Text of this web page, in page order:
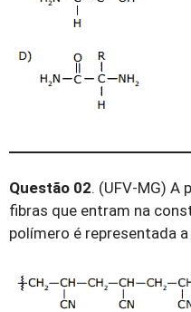
Questão 02. (UFV-MG)
fibras que entram na
polímero é representada a